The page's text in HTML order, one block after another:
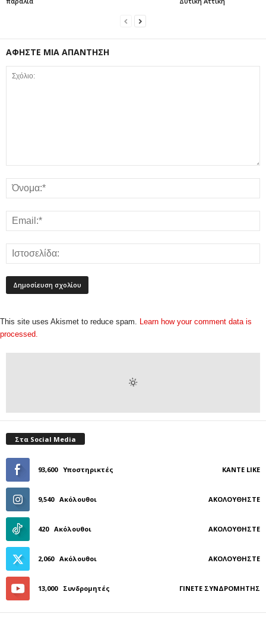
ΑΦΗΣΤΕ ΜΙΑ ΑΠΑΝΤΗΣΗ
This site uses Akismet to reduce spam. Learn how your comment data is
processed.
Στα Social Media
93,600 Υποστηρικτές ΚΆΝΤΕ LIKE
9,540 Ακόλουθοι ΑΚΟΛΟΥΘΉΣΤΕ
420 Ακόλουθοι ΑΚΟΛΟΥΘΉΣΤΕ
2,060 Ακόλουθοι ΑΚΟΛΟΥΘΉΣΤΕ
13,000 Συνδρομητές ΓΊΝΕΤΕ ΣΥΝΔΡΟΜΗΤΉΣ